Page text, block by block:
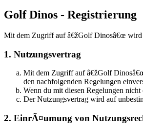
Golf Dinos - Registrierung
Mit dem Zugriff auf â€žGolf Dinosâ€œ wird
1. Nutzungsvertrag
Mit dem Zugriff auf â€žGolf
den nachfolgenden Regelungen
Wenn du mit diesen Regelungen
Der Nutzungsvertrag wird auf
2. EinrÃ¤umung von